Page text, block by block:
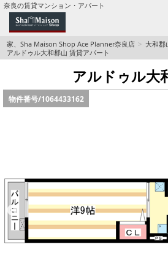
奈良の賃貸マンション・アパート
TOPページ
Foreigners welcome！
店長のおすすめ物件
積水ハウス Sha Maison 特集 (
路線·駅から探す
家、Sha Maison Shop Ace Planner奈良店 大和郡
アルドゥル大和郡山 賃貸アパート
アルドゥル大
物件番号/1064433162